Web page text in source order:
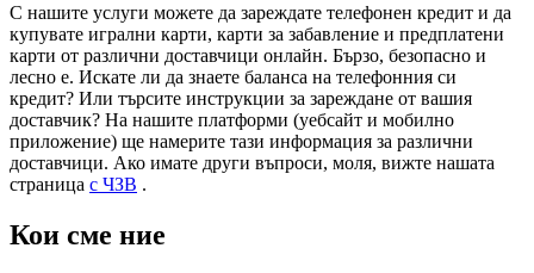
С нашите услуги можете да зареждате телефонен кредит и да
купувате игрални карти, карти за забавление и предплатени
карти от различни доставчици онлайн. Бързо, безопасно и
лесно е. Искате ли да знаете баланса на телефонния си
кредит? Или търсите инструкции за зареждане от вашия
доставчик? На нашите платформи (уебсайт и мобилно
приложение) ще намерите тази информация за различни
доставчици. Ако имате други въпроси, моля, вижте нашата
страница с ЧЗВ .
Кои сме ние